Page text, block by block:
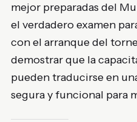
mejor preparadas del
el verdadero examen
con el arranque del
demostrar que la
pueden traducirse en
segura y funcional para